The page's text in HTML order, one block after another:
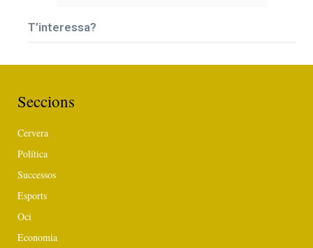
T’interessa?
Seccions
Cervera
Política
Successos
Esports
Oci
Economia